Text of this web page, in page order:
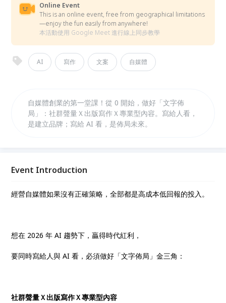
Online Event
This is an online event, free from geographical limitations
—enjoy the fun easily from anywhere!
本活動使用 Google Meet 進行線上同步教學
AI 寫作 文案 自媒體
自媒體創業的第一堂課！從 0 開始，做好「文字佈
局」：社群聲量Ｘ出版寫作Ｘ專業型內容。寫給人看，
是建立品牌；寫給 AI 看，是佈局未來。
Event Introduction
經營自媒體如果沒有正確策略，全部都是高成本低回報的投入。
想在 2026 年 AI 趨勢下，贏得時代紅利，
要同時寫給人與 AI 看，必須做好「文字佈局」金三角：
社群聲量Ｘ出版寫作Ｘ專業型內容